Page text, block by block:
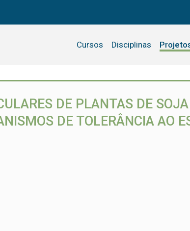
Cursos Disciplinas
DE PLANTAS DE
DE TOLERÂNCIA AO